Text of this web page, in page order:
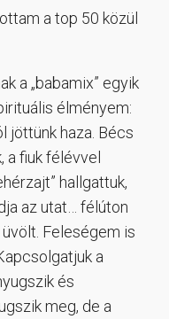
a top 50 közül
a „babamix” egyik
élményem:
jöttünk haza. Bécs
a fiuk félévvel
hallgattuk,
az utat… félúton
Feleségem is
a
és
meg, de a